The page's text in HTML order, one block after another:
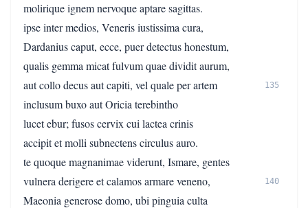
molirique ignem nervoque aptare sagittas.
ipse inter medios, Veneris iustissima cura,
Dardanius caput, ecce, puer detectus honestum,
qualis gemma micat fulvum quae dividit aurum,
aut collo decus aut capiti, vel quale per artem
135
inclusum buxo aut Oricia terebintho
lucet ebur; fusos cervix cui lactea crinis
accipit et molli subnectens circulus auro.
te quoque magnanimae viderunt, Ismare, gentes
vulnera derigere et calamos armare veneno,
140
Maeonia generose domo, ubi pinguia culta